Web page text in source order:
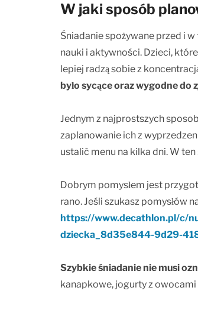
W jaki sposób
Śniadanie spożywane przed i
nauki i aktywności. Dzieci,
lepiej radzą sobie z
było sycące oraz wygodne do
Jednym z najprostszych
zaplanowanie ich z
ustalić menu na kilka dni. W
Dobrym pomysłem jest
rano. Jeśli szukasz pomysłów
https://www.decathlon.pl/c/
dziecka_8d35e844-9d29-
Szybkie śniadanie nie musi
kanapkowe, jogurty z